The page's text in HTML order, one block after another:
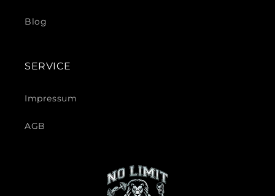
Blog
SERVICE
Impressum
AGB